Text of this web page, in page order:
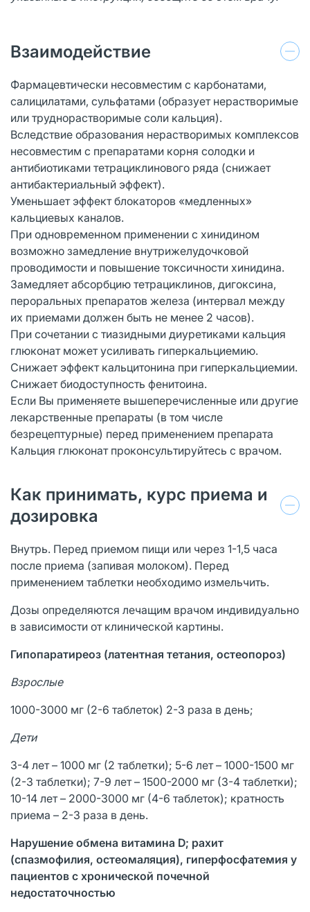
Взаимодействие
Фармацевтически несовместим с карбонатами,
салицилатами, сульфатами (образует нерастворимые
или труднорастворимые соли кальция).
Вследствие образования нерастворимых комплексов
несовместим с препаратами корня солодки и
антибиотиками тетрациклинового ряда (снижает
антибактериальный эффект).
Уменьшает эффект блокаторов «медленных»
кальциевых каналов.
При одновременном применении с хинидином
возможно замедление внутрижелудочковой
проводимости и повышение токсичности хинидина.
Замедляет абсорбцию тетрациклинов, дигоксина,
пероральных препаратов железа (интервал между
их приемами должен быть не менее 2 часов).
При сочетании с тиазидными диуретиками кальция
глюконат может усиливать гиперкальциемию.
Снижает эффект кальцитонина при гиперкальциемии.
Снижает биодоступность фенитоина.
Если Вы применяете вышеперечисленные или другие
лекарственные препараты (в том числе
безрецептурные) перед применением препарата
Кальция глюконат проконсультируйтесь с врачом.
Как принимать, курс приема и
дозировка
Внутрь. Перед приемом пищи или через 1-1,5 часа
после приема (запивая молоком). Перед
применением таблетки необходимо измельчить.
Дозы определяются лечащим врачом индивидуально
в зависимости от клинической картины.
Гипопаратиреоз (латентная тетания, остеопороз)
Взрослые
1000-3000 мг (2-6 таблеток) 2-3 раза в день;
Дети
3-4 лет – 1000 мг (2 таблетки); 5-6 лет – 1000-1500 мг
(2-3 таблетки); 7-9 лет – 1500-2000 мг (3-4 таблетки);
10-14 лет – 2000-3000 мг (4-6 таблеток); кратность
приема – 2-3 раза в день.
Нарушение обмена витамина D; рахит
(спазмофилия, остеомаляция), гиперфосфатемия у
пациентов с хронической почечной
недостаточностью